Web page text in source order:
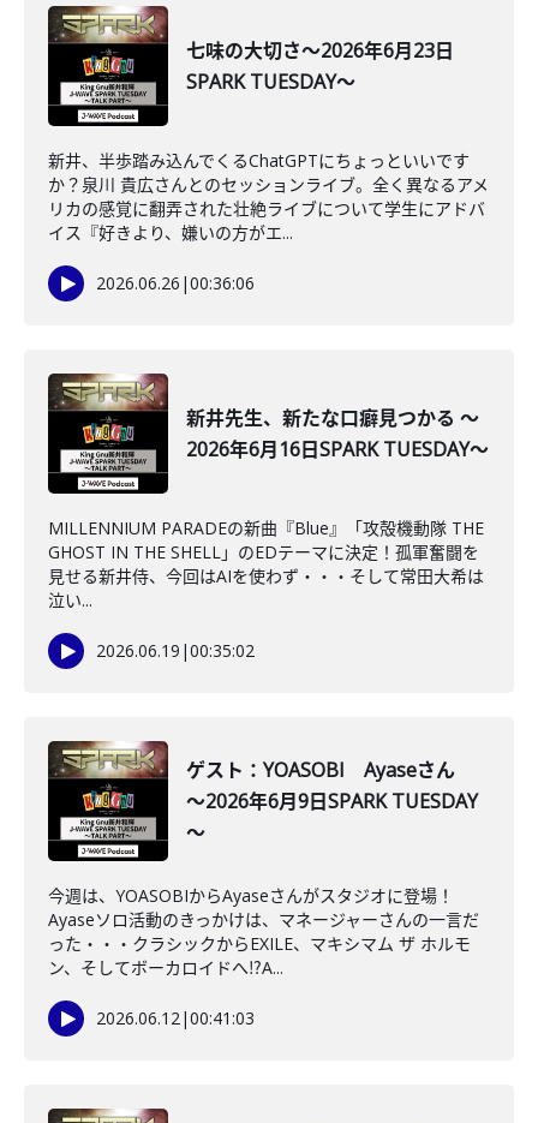
七味の大切さ～2026年6月23日
SPARK TUESDAY～
新井、半歩踏み込んでくるChatGPTにちょっといいです
か？泉川 貴広さんとのセッションライブ。全く異なるアメ
リカの感覚に翻弄された壮絶ライブについて学生にアドバ
イス『好きより、嫌いの方がエ...
2026.06.26 |00:36:06
新井先生、新たな口癖見つかる ～
2026年6月16日SPARK TUESDAY～
MILLENNIUM PARADEの新曲『Blue』「攻殻機動隊 THE
GHOST IN THE SHELL」のEDテーマに決定！孤軍奮闘を
見せる新井侍、今回はAIを使わず・・・そして常田大希は
泣い...
2026.06.19 |00:35:02
ゲスト：YOASOBI Ayaseさん
～2026年6月9日SPARK TUESDAY
～
今週は、YOASOBIからAyaseさんがスタジオに登場！
Ayaseソロ活動のきっかけは、マネージャーさんの一言だ
った・・・クラシックからEXILE、マキシマム ザ ホルモ
ン、そしてボーカロイドへ⁉A...
2026.06.12|00:41:03